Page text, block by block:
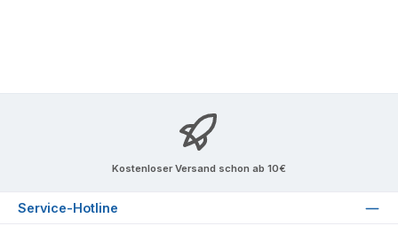
Kostenloser Versand schon ab 10€
Service-Hotline